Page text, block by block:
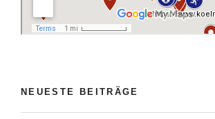
NEUESTE BEITRÄGE